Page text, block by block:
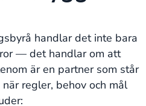
handlar det inte bara
— det handlar om att
är en partner som står
regler, behov och mål